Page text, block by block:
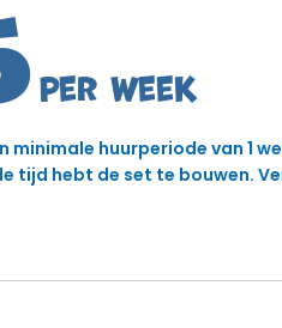
huurperiode van 1
tijd hebt de set te bouwen.